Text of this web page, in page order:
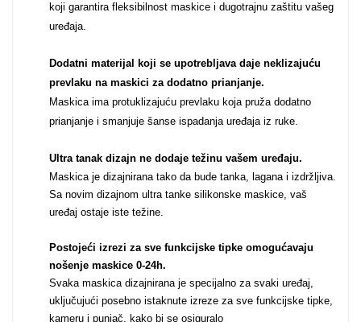
koji garantira fleksibilnost maskice i dugotrajnu zaštitu vašeg
uređaja.
Dodatni materijal koji se upotrebljava daje neklizajuću
prevlaku na maskici za dodatno prianjanje.
Maskica ima protuklizajuću prevlaku koja pruža dodatno
prianjanje i smanjuje šanse ispadanja uređaja iz ruke.
Ultra tanak dizajn ne dodaje težinu vašem uređaju.
Maskica je dizajnirana tako da bude tanka, lagana i izdržljiva.
Sa novim dizajnom ultra tanke silikonske maskice, vaš
uređaj ostaje iste težine.
Postojeći izrezi za sve funkcijske tipke omogućavaju
nošenje maskice 0-24h.
Svaka maskica dizajnirana je specijalno za svaki uređaj,
uključujući posebno istaknute izreze za sve funkcijske tipke,
kameru i punjač, kako bi se osiguralo
Svijet životinja Auto - Moto motivi
Mandale / Cvjetni
motivi
Citati & Stihovi